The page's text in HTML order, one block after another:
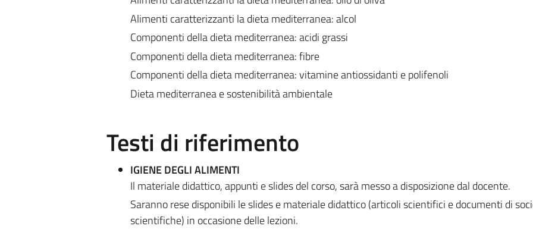
Alimenti caratterizzanti la dieta mediterranea: alcol
Componenti della dieta mediterranea: acidi grassi
Componenti della dieta mediterranea: fibre
Componenti della dieta mediterranea: vitamine antiossidanti e polifenoli
Dieta mediterranea e sostenibilità ambientale
Testi di riferimento
IGIENE DEGLI ALIMENTI
Il materiale didattico, appunti e slides del corso, sarà messo a disposizione dal docente.
Saranno rese disponibili le slides e materiale didattico (articoli scientifici e documenti di
scientifiche) in occasione delle lezioni.